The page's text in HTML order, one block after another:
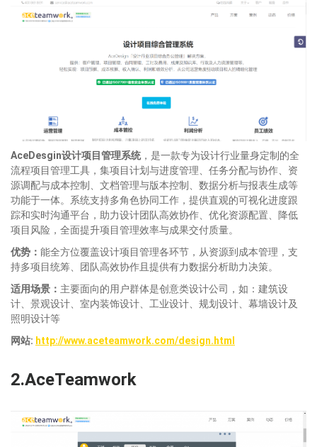
AceDesgin设计项目管理系统，是一款专为设计行业量身定制的全
流程项目管理工具，集项目计划与进度管理、任务分配与协作、资
源调配与成本控制、文档管理与版本控制、数据分析与报表生成等
功能于一体。系统支持多角色协同工作，提供直观的可视化进度跟
踪和实时沟通平台，助力设计团队高效协作、优化资源配置、降低
项目风险，全面提升项目管理效率与成果交付质量。
优势： 能全方位覆盖设计项目管理各环节，从资源到成本管理，支
持多项目统筹、团队高效协作且提供有力数据分析助力决策。
适用场景： 主要面向的用户群体是创意类设计公司，如：建筑设
计、景观设计、室内装饰设计、工业设计、规划设计、幕墙设计及
照明设计等
网站: http://www.aceteamwork.com/design.html
2.AceTeamwork